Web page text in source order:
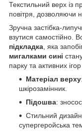
Текстильний верх із
повітря, дозволяючи
Зручна застібка-
взутися самостійно.
підкладка, яка
мигалками сині
парку та активних
Матеріал верху
шкірозамінник.
Підошва:
Стильний
супергеройська